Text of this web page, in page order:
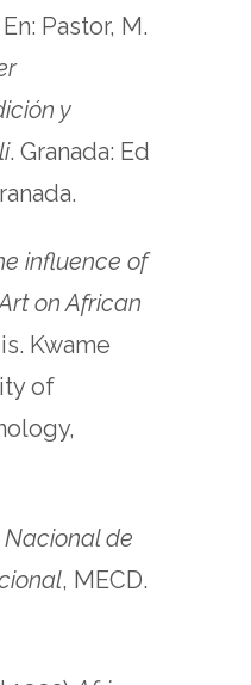
En: Pastor, M.
y
. Granada: Ed
influence of
on African
Kwame
of
de
, MECD.